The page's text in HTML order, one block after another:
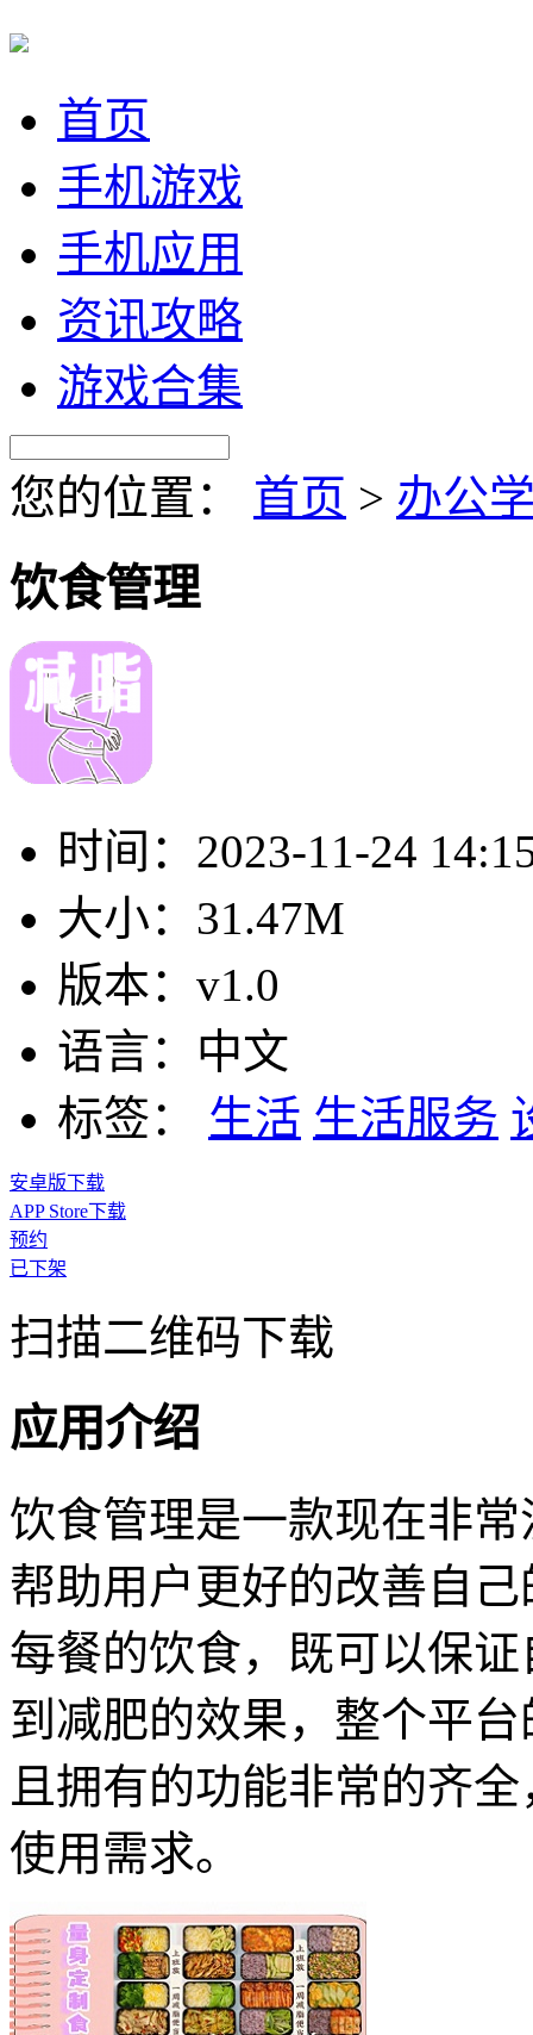
首页
手机游戏
手机应用
资讯攻略
游戏合集
您的位置： 首页 > 办公
饮食管理
时间： 2023-11-24
大小： 31.47M
版本： v1.0
语言： 中文
标签：
生活 生活服务
安卓版下载
APP Store下载
预约
已下架
扫描二维码下载
应用介绍
饮食管理是一款现在非常
帮助用户更好的改善自
每餐的饮食，既可以保
到减肥的效果，整个平台
且拥有的功能非常的齐
使用需求。